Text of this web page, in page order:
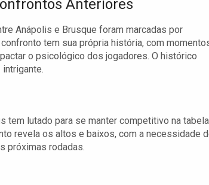
Anteriores
Anápolis e Brusque foram marcadas por
tem sua própria história, com
o psicológico dos jogadores. O histórico
tem lutado para se manter competitivo na
revela os altos e baixos, com a necessidade
próximas rodadas.